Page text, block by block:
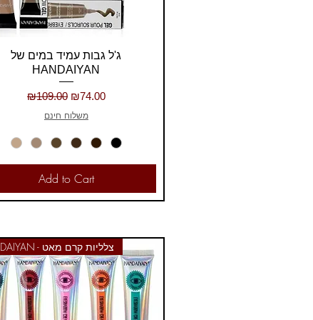
Quick View
ג'ל גבות עמיד במים של
HANDAIYAN
Regular Price
₪109.00 Sale Price
₪74.00
משלוח חינם
Add to Cart
HANDAIYAN - צלליות קרם מאט